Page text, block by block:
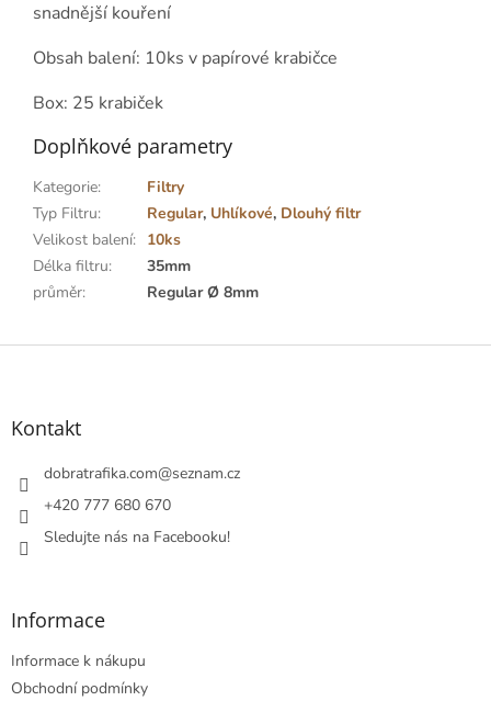
snadnější kouření
Obsah balení: 10ks v papírové krabičce
Box: 25 krabiček
Doplňkové parametry
Kategorie:
Filtry
Typ Filtru: Regular, Uhlíkové, Dlouhý filtr
Velikost balení: 10ks
Délka filtru:
35mm
průměr: Regular Ø 8mm
Z
Kontakt
dobratrafika.com@seznam.cz
+420 777 680 670
Sledujte nás na Facebooku!
Informace
Informace k nákupu
Obchodní podmínky